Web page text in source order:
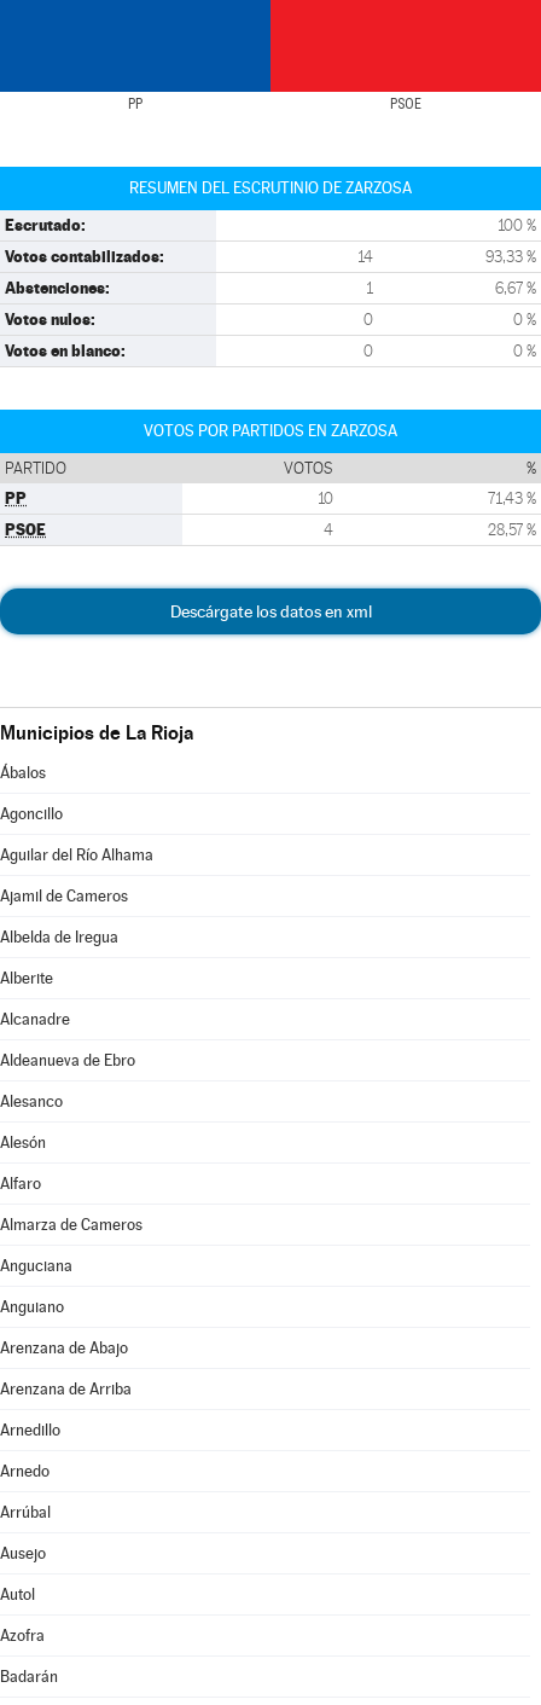
PP PSOE
RESUMEN DEL ESCRUTINIO DE ZARZOSA
Escrutado: 100 %
Votos contabilizados: 14 93,33 %
Abstenciones: 1 6,67 %
Votos nulos: 0 0 %
Votos en blanco: 0 0 %
VOTOS POR PARTIDOS EN ZARZOSA
PARTIDO VOTOS %
PP 10 71,43 %
PSOE 4 28,57 %
Descárgate los datos en xml
Municipios de La Rioja
Ábalos
Agoncillo
Aguilar del Río Alhama
Ajamil de Cameros
Albelda de Iregua
Alberite
Alcanadre
Aldeanueva de Ebro
Alesanco
Alesón
Alfaro
Almarza de Cameros
Anguciana
Anguiano
Arenzana de Abajo
Arenzana de Arriba
Arnedillo
Arnedo
Arrúbal
Ausejo
Autol
Azofra
Badarán